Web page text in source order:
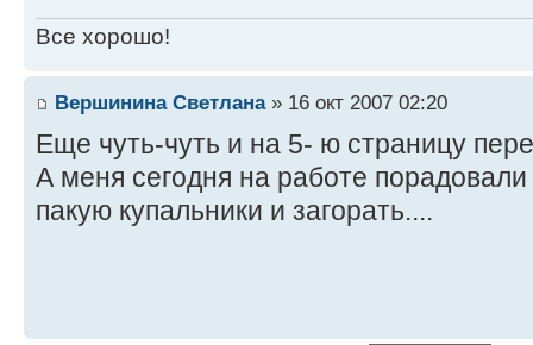
Все хорошо!
Вершинина Светлана» 16 окт 2007 02:20
Еще чуть-чуть и на 5- ю страницу
А меня сегодня на работе
пакую купальники и загорать....